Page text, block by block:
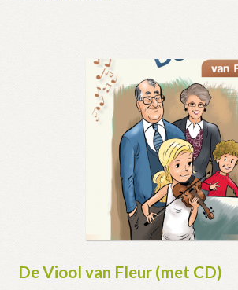
De Viool van Fleur (met CD)